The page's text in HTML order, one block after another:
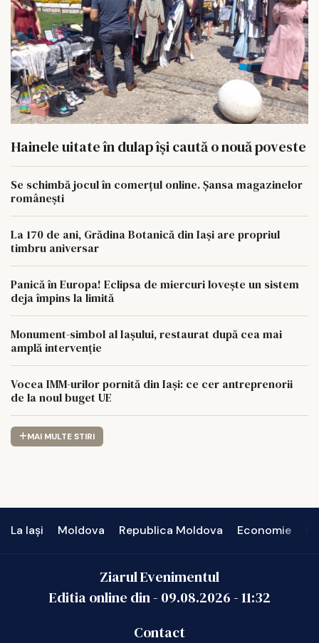
Hainele uitate în dulap îşi caută o nouă poveste
Se schimbă jocul în comerțul online. Șansa magazinelor
românești
La 170 de ani, Grădina Botanică din Iași are propriul
timbru aniversar
Panică în Europa! Eclipsa de miercuri lovește un sistem
deja împins la limită
Monument-simbol al Iaşului, restaurat după cea mai
amplă intervenţie
Vocea IMM-urilor pornită din Iași: ce cer antreprenorii
de la noul buget UE
MAI MULTE STIRI
La Iași Moldova Republica Moldova Economie
Ziarul Evenimentul
Editia online din - 09.08.2026-11:32
Contact